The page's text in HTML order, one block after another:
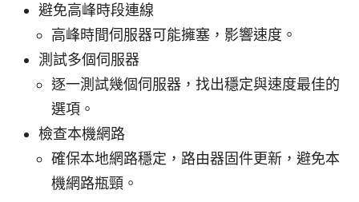
避免高峰時段連線
高峰時間伺服器可能擁塞，影響速度。
測試多個伺服器
逐一測試幾個伺服器，找出穩定與速度最佳的
選項。
檢查本機網路
確保本地網路穩定，路由器固件更新，避免本
機網路瓶頸。